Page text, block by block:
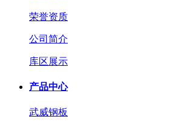
荣誉资质
公司简介
库区展示
产品中心
武威钢板